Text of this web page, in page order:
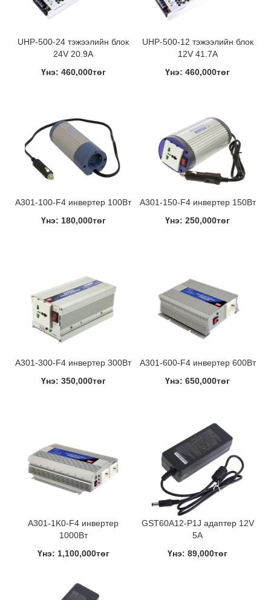
UHP-500-24 тэжээлийн блок
24V 20.9A
Үнэ: 460,000төг
UHP-500-12 тэжээлийн блок
12V 41.7A
Үнэ: 460,000төг
A301-100-F4 инвертер 100Вт
Үнэ: 180,000төг
A301-150-F4 инвертер 150Вт
Үнэ: 250,000төг
A301-300-F4 инвертер 300Вт
Үнэ: 350,000төг
A301-600-F4 инвертер 600Вт
Үнэ: 650,000төг
A301-1K0-F4 инвертер
1000Вт
Үнэ: 1,100,000төг
GST60A12-P1J адаптер 12V
5A
Үнэ: 89,000төг